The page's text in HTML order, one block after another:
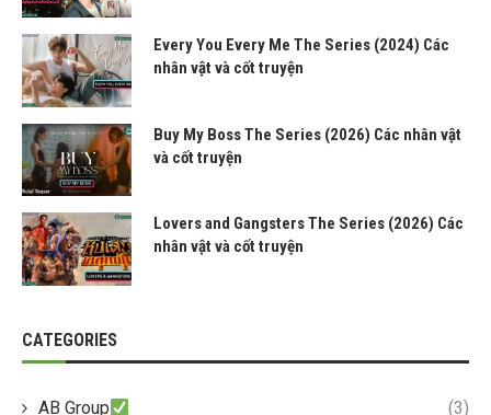
Every You Every Me The Series (2024) Các
nhân vật và cốt truyện
Buy My Boss The Series (2026) Các nhân vật
và cốt truyện
Lovers and Gangsters The Series (2026) Các
nhân vật và cốt truyện
CATEGORIES
AB Group (3)